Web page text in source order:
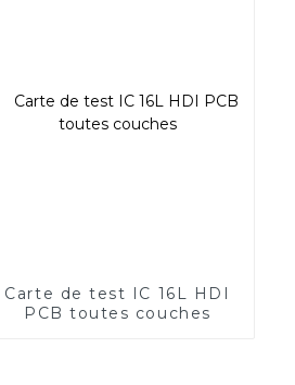
Carte de test IC 16L HDI
PCB toutes couches